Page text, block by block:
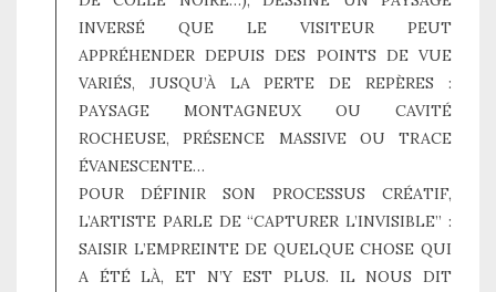
INVERSÉ QUE LE VISITEUR PEUT
APPRÉHENDER DEPUIS DES POINTS DE VUE
VARIÉS, JUSQU’À LA PERTE DE REPÈRES :
PAYSAGE MONTAGNEUX OU CAVITÉ
ROCHEUSE, PRÉSENCE MASSIVE OU TRACE
ÉVANESCENTE…
POUR DÉFINIR SON PROCESSUS CRÉATIF,
L’ARTISTE PARLE DE “CAPTURER L’INVISIBLE” :
SAISIR L’EMPREINTE DE QUELQUE CHOSE QUI
A ÉTÉ LÀ, ET N’Y EST PLUS. IL NOUS DIT